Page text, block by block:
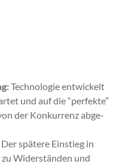
Tech­nolo­gie entwick­elt
und auf die “per­fek­te”
der Konkur­renz abge­
Der spätere Ein­stieg in
Wider­stän­den und